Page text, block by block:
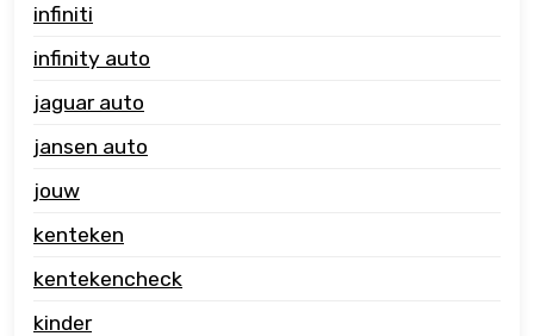
infiniti
infinity auto
jaguar auto
jansen auto
jouw
kenteken
kentekencheck
kinder